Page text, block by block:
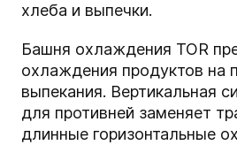
хлеба и выпечки.
Башня охлаждения TOR
охлаждения продуктов на
выпекания. Вертикальная
для противней заменяет
длинные горизонтальные